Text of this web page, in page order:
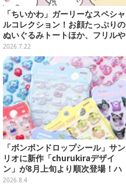
「ちいかわ」ガーリーなスペシャ
ルコレクション！お顔たっぷりの
ぬいぐるみトートほか、フリルや
リボンが可愛いTシャツなどが発
売
2026.7.22
「ボンボンドロップシール」サン
リオに新作「churukiraデザイ
ン」が8月上旬より順次登場！ハ
ローキティ、はぴだんぶいなど全
2026.8.4